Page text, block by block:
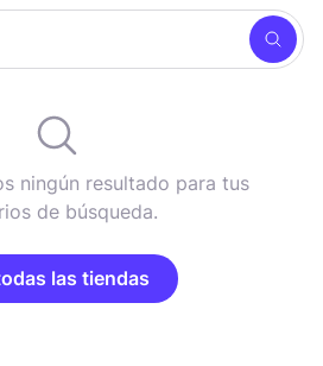
ningún resultado para tus
de búsqueda.
las tiendas